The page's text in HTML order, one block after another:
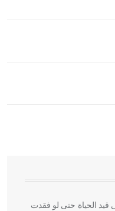
التي ارتبطت
ومصر خاصة، حيث يحرص
قيد الحياة حتى لو فقدت